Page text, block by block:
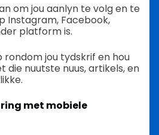
om jou aanlyn te volg en te
Instagram, Facebook,
platform is.
rondom jou tydskrif en hou
die nuutste nuus, artikels, en
met mobiele